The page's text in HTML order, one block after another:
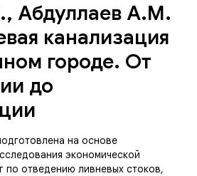
Абдуллаев А.М.
канализация
городе. От
до
на основе
экономической
по отведению ливневых стоков,